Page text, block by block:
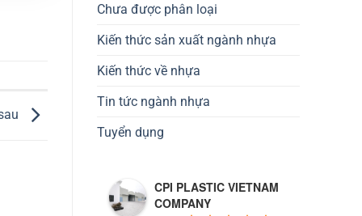
Chưa được phân loại
Kiến thức sản xuất ngành nhựa
Kiến thức về nhựa
Tin tức ngành nhựa
Tuyển dụng
CPI PLASTIC VIETNAM
COMPANY